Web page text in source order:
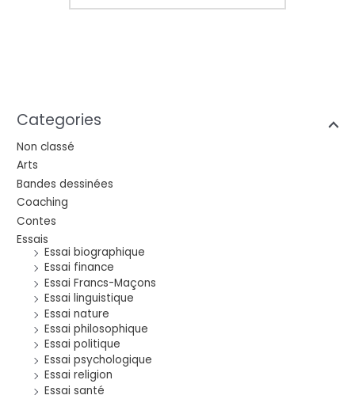
Categories
Non classé
Arts
Bandes dessinées
Coaching
Contes
Essais
Essai biographique
Essai finance
Essai Francs-Maçons
Essai linguistique
Essai nature
Essai philosophique
Essai politique
Essai psychologique
Essai religion
Essai santé